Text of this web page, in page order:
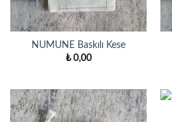
NUMUNE Baskılı Kese
₺0,00